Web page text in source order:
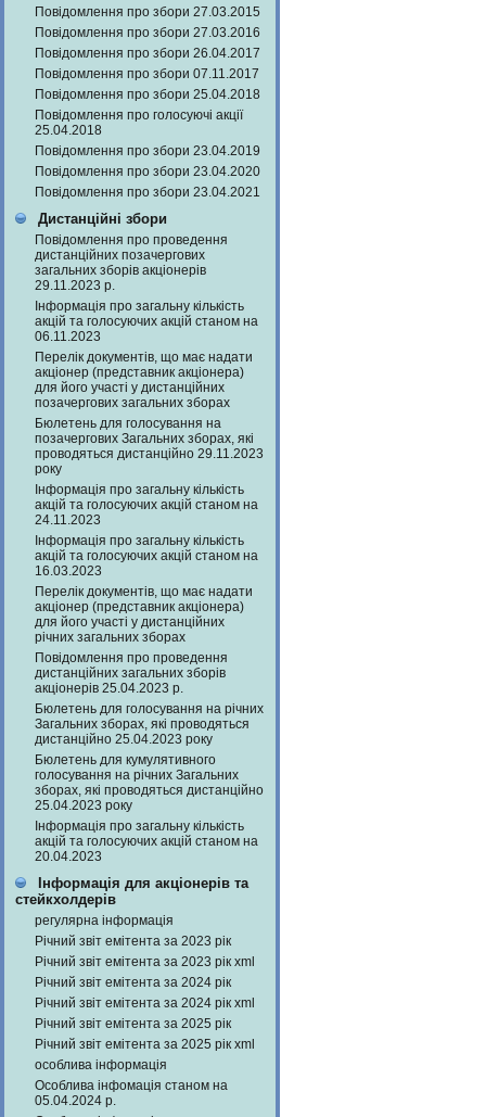
Повідомлення про збори 27.03.2015
Повідомлення про збори 27.03.2016
Повідомлення про збори 26.04.2017
Повідомлення про збори 07.11.2017
Повідомлення про збори 25.04.2018
Повідомлення про голосуючі акції
25.04.2018
Повідомлення про збори 23.04.2019
Повідомлення про збори 23.04.2020
Повідомлення про збори 23.04.2021
Дистанційні збори
Повідомлення про проведення
дистанційних позачергових
загальних зборів акціонерів
29.11.2023 р.
Інформація про загальну кількість
акцій та голосуючих акцій станом на
06.11.2023
Перелік документів, що має надати
акціонер (представник акціонера)
для його участі у дистанційних
позачергових загальних зборах
Бюлетень для голосування на
позачергових Загальних зборах, які
проводяться дистанційно 29.11.2023
року
Інформація про загальну кількість
акцій та голосуючих акцій станом на
24.11.2023
Інформація про загальну кількість
акцій та голосуючих акцій станом на
16.03.2023
Перелік документів, що має надати
акціонер (представник акціонера)
для його участі у дистанційних
річних загальних зборах
Повідомлення про проведення
дистанційних загальних зборів
акціонерів 25.04.2023 р.
Бюлетень для голосування на річних
Загальних зборах, які проводяться
дистанційно 25.04.2023 року
Бюлетень для кумулятивного
голосування на річних Загальних
зборах, які проводяться дистанційно
25.04.2023 року
Інформація про загальну кількість
акцій та голосуючих акцій станом на
20.04.2023
Інформація для акціонерів та
стейкхолдерів
регулярна інформація
Річний звіт емітента за 2023 рік
Річний звіт емітента за 2023 рік xml
Річний звіт емітента за 2024 рік
Річний звіт емітента за 2024 рік xml
Річний звіт емітента за 2025 рік
Річний звіт емітента за 2025 рік xml
особлива інформація
Особлива інфомація станом на
05.04.2024 р.